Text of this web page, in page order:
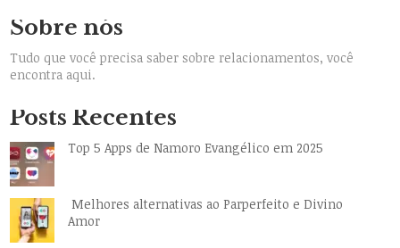
Sobre nós
Tudo que você precisa saber sobre relacionamentos, você
encontra aqui.
Posts Recentes
Top 5 Apps de Namoro Evangélico em 2025
Melhores alternativas ao Parperfeito e Divino
Amor